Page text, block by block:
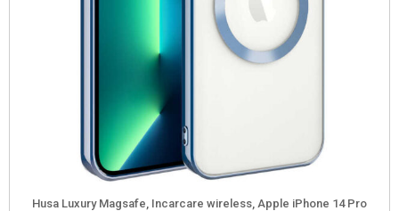
Husa Luxury Magsafe, Incarcare wireless, Apple iPhone 14 Pro